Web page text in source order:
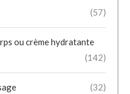
(57)
ou crème hydratante
(142)
(32)